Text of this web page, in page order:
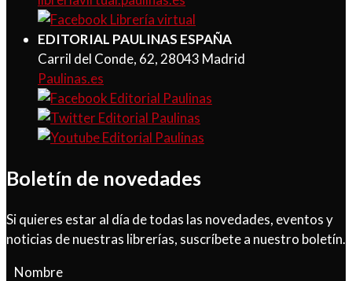
EDITORIAL PAULINAS ESPAÑA
Carril del Conde, 62, 28043 Madrid
Paulinas.es
Boletín de novedades
Si quieres estar al día de todas las novedades, eventos y
noticias de nuestras librerías, suscríbete a nuestro boletín.
Nombre